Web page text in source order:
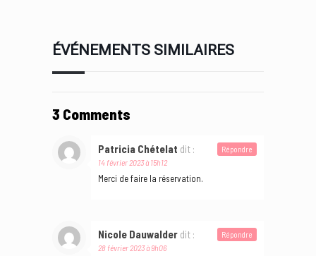
ÉVÉNEMENTS SIMILAIRES
3 Comments
Patricia Chételat dit :
14 février 2023 à 15h12
Merci de faire la réservation.
Répondre
Nicole Dauwalder dit :
28 février 2023 à 9h06
Répondre